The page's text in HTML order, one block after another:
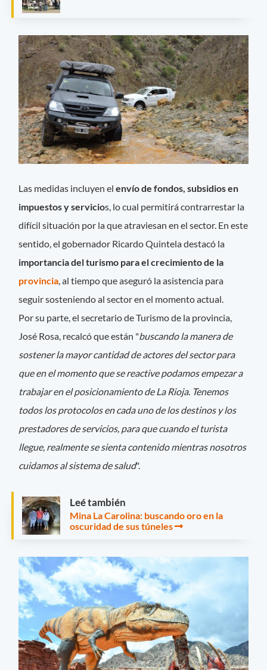
Las medidas incluyen elenvío de fondos, subsidios en
impuestos y servicios, lo cual permitirá contrarrestar la
difícil situación por la que atraviesan en el sector. En este
sentido, el gobernador Ricardo Quintela destacó la
importancia del turismo para el crecimiento de la
provincia , al tiempo que aseguró la asistencia para
seguir sosteniendo al sector en el momento actual.
Por su parte, el secretario de Turismo de la provincia,
José Rosa, recalcó que están "buscando la manera de
sostener la mayor cantidad de actores del sector para
que en el momento que se reactive podamos empezar a
trabajar en el posicionamiento de La Rioja. Tenemos
todos los protocolos en cada uno de los destinos y los
prestadores de servicios, para que cuando el turista
llegue, realmente se sienta contenido mientras nosotros
cuidamos al sistema de salud".
Leé también
Mina La Carolina: buscando oro en la
oscuridad de sus túneles